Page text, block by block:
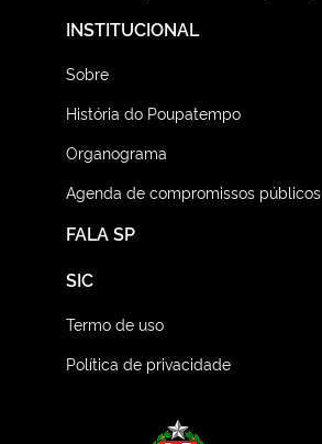
FALA SP
INSTITUCIONAL
Sobre
História do Poupatempo
Organograma
Agenda de compromissos públicos
SIC
Termo de uso
Política de privacidade